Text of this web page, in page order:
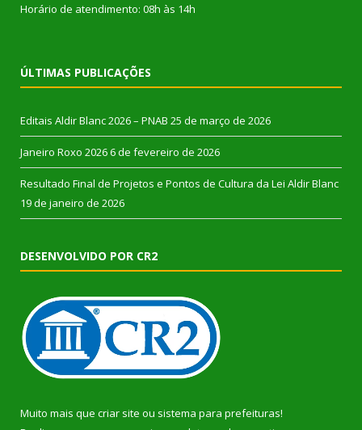
Horário de atendimento: 08h às 14h
ÚLTIMAS PUBLICAÇÕES
Editais Aldir Blanc 2026 – PNAB 25 de março de 2026
Janeiro Roxo 2026 6 de fevereiro de 2026
Resultado Final de Projetos e Pontos de Cultura da Lei Aldir Blanc
19 de janeiro de 2026
DESENVOLVIDO POR CR2
Muito mais que criar site ou sistema para prefeituras!